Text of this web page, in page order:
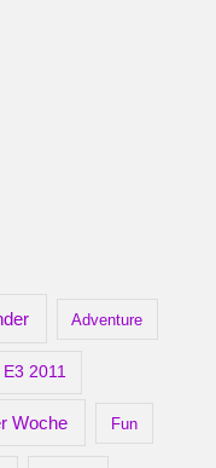
Adventure
E3 2011
Woche Fun